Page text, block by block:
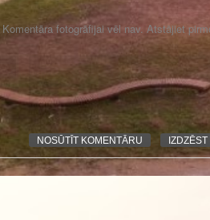
Komentāra fotogrāfijai vēl nav. Atstājiet